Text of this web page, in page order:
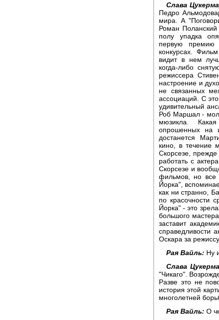
Слава
Педро
мира. А
Роман Поланский
полу упадка
первую премию
конкурсах.
видит в нем
когда-либо
режиссера
настроение и
не связанных
ассоциаций. С
удивительный
Роб Маршал -
мюзикла.
опрошенных на
достанется
кино, в течение
Скорсезе,
работать с
Скорсезе и
фильмов, но все
Йорка",
как ни странно,
по красочности
Йорка" - это
большого
заставит
справедливости
Оскара за
Рая Вайль: Ну
Слава
"Чикаго".
Разве это не
история этой
многолетней
Рая Вайль: О